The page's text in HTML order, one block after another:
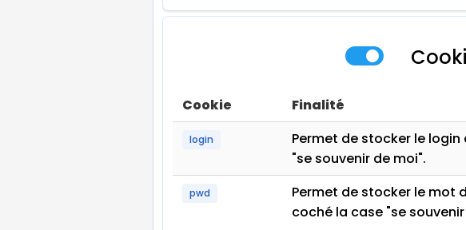
Cookie Finalité
login
Permet de stocker le
"se souvenir de moi".
pwd
Permet de stocker le mot
coché la case "se